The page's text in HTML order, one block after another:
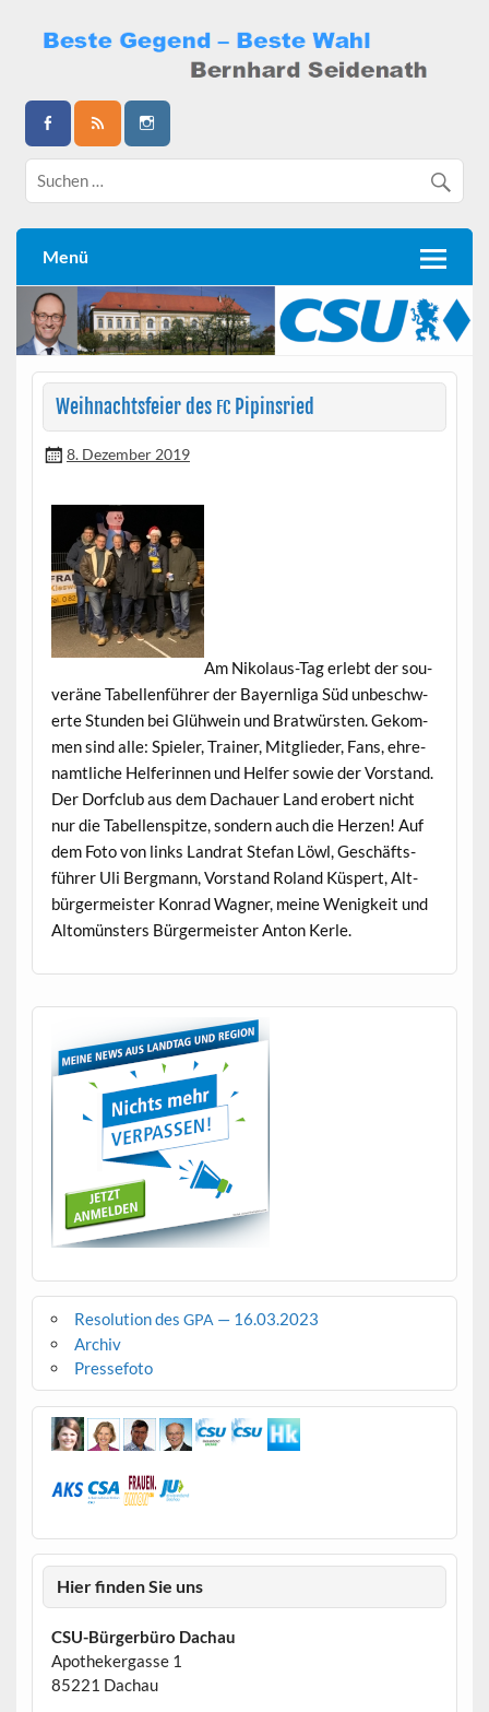
content
Bernhard Seidenath
Menü
Weihnachtsfeier des FCPipinsried
8. Dezember 2019
Am Niko­laus-Tag erlebt der sou­
veräne Tabel­len­führer der Bay­ern­li­ga Süd unbeschw­
erte Stun­den bei Glüh­wein und Bratwürsten. Gekom­
men sind alle: Spiel­er, Train­er, Mit­glieder, Fans, ehre­
namtliche Helferin­nen und Helfer sowie der Vor­stand.
Der Dor­f­club aus dem Dachauer Land erobert nicht
nur die Tabel­len­spitze, son­dern auch die Herzen! Auf
dem Foto von links Lan­drat Ste­fan Löwl, Geschäfts­
führer Uli Bergmann, Vor­stand Roland Küspert, Alt­
bürg­er­meis­ter Kon­rad Wag­n­er, meine Wenigkeit und
Altomün­sters Bürg­er­meis­ter Anton Kerle.
Resolution des GPA — 16.03.2023
Archiv
Pressefoto
Hier finden Sie uns
CSU-Bürgerbüro Dachau
Apothekergasse 1
85221 Dachau